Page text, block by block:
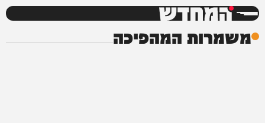
המחדש
משמרות המהפיכה